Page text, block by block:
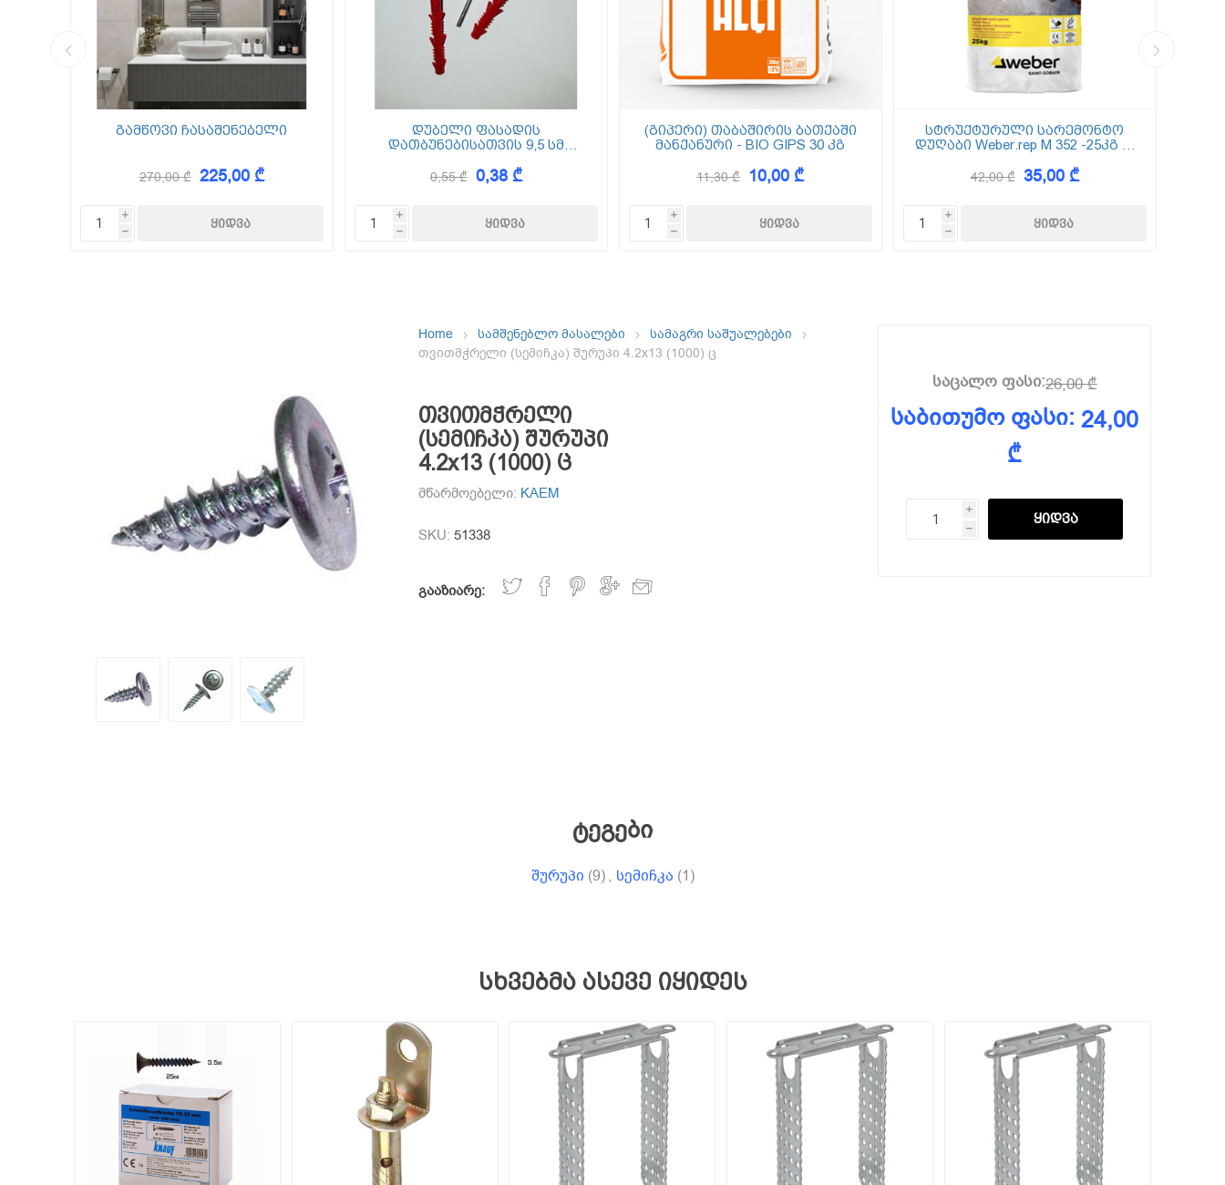
კედლის შემოსვები
KAEM Dekor
გამწოვი ჩასაშენებელი
270,00 ₾ 225,00 ₾
i
h
დუბელი ფასადის
დათბუნებისათვის 9,5 სმ
0,55 ₾ 0,38 ₾
i
h
(გიპერი) თაბაშირის ბათქაში
მანქანური - BIO GIPS 30 კგ
11,30 ₾ 10,00 ₾
i
h
სტრუქტურული სარემონტო
დუღაბი Weber.rep M 352 -25კგ (5
42,00 ₾ 35,00 ₾
i
h
Home სამშენებლო მასალები
სამაგრი საშუალებები
თვითმჭრელი (სემიჩკა) შურუპი 4.2x13 (1000) ც
თვითმჭრელი
(სემიჩკა) შურუპი
4.2x13 (1000) ც
მწარმოებელი: KAEM
SKU: 51338
გააზიარე:
საცალო ფასი:26,00 ₾
საბითუმო ფასი: 24,00
₾
i
h
ტეგები
შურუპი (9) , სემიჩკა (1)
სხვებმა ასევე იყიდეს